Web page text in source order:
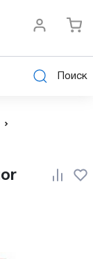
Поиск